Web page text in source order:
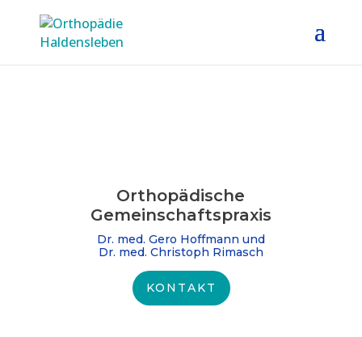
Orthopädische
Gemeinschafts­praxis
Dr. med. Gero Hoffmann und
Dr. med. Christoph Rimasch
KONTAKT